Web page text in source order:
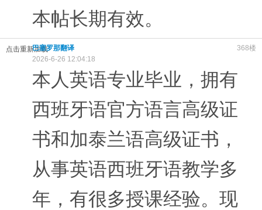
本帖长期有效。
点击重新加载 368楼
巴塞罗那翻译
2026-6-26 12:04:18
本人英语专业毕业，拥有
西班牙语官方语言高级证
书和加泰兰语高级证书，
从事英语西班牙语教学多
年，有很多授课经验。现